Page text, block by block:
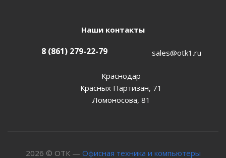
Наши контакты
8 (861) 279-22-79 sales@otk1.ru
Краснодар
Красных Партизан, 71
Ломоносова, 81
2026 © ОТК — Офисная техника и компьютеры